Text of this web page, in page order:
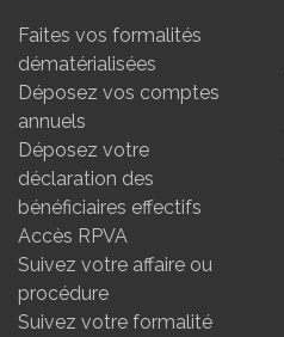
Faites vos formalités
dématérialisées
Déposez vos comptes
annuels
Déposez votre
déclaration des
bénéficiaires effectifs
Accès RPVA
Suivez votre affaire ou
procédure
Suivez votre formalité